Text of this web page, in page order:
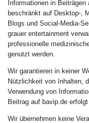
Informationen in
beschränkt auf Desktop-,
Blogs und Social-Media-
grauer entertainment
professionelle
genutzt werden.
Wir garantieren in keiner
Nützlichkeit von Inhalten,
Verwendung von
Beitrag auf bavip.de
Wir übernehmen keine